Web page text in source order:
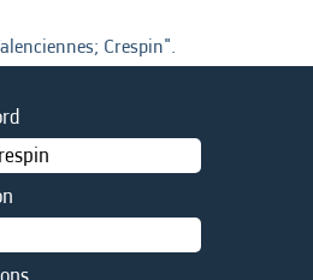
Crespin".